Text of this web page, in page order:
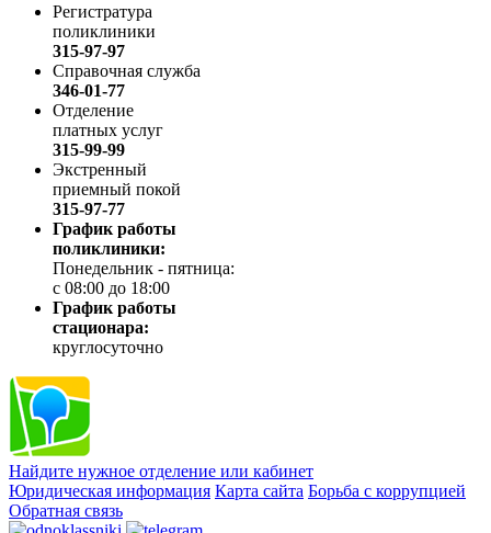
Регистратура
поликлиники
315-97-97
Справочная служба
346-01-77
Отделение
платных услуг
315-99-99
Экстренный
приемный покой
315-97-77
График работы
поликлиники:
Понедельник - пятница:
с 08:00 до 18:00
График работы
стационара:
круглосуточно
Найдите нужное отделение или кабинет
Юридическая информация Карта сайта Борьба с коррупцией
Обратная связь